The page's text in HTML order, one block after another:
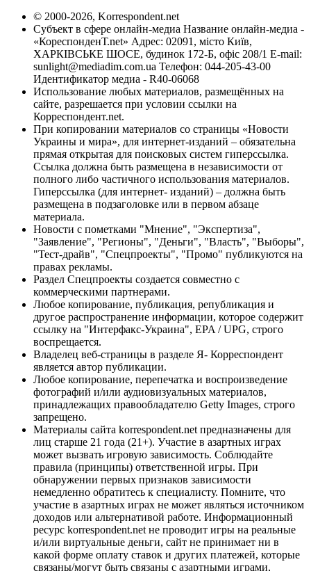
© 2000-2026, Korrespondent.net
Субъект в сфере онлайн-медиа Название онлайн-медиа -
«КореспонденТ.net» Адрес: 02091, місто Київ,
ХАРКІВСЬКЕ ШОСЕ, будинок 172-Б, офіс 208/1 E-mail:
sunlight@mediadim.com.ua Телефон: 044-205-43-00
Идентификатор медиа - R40-06068
Использование любых материалов, размещённых на
сайте, разрешается при условии ссылки на
Корреспондент.net.
При копировании материалов со страницы «Новости
Украины и мира», для интернет-изданий – обязательна
прямая открытая для поисковых систем гиперссылка.
Ссылка должна быть размещена в независимости от
полного либо частичного использования материалов.
Гиперссылка (для интернет- изданий) – должна быть
размещена в подзаголовке или в первом абзаце
материала.
Новости с пометками "Мнение", "Экспертиза",
"Заявление", "Регионы", "Деньги", "Власть", "Выборы",
"Тест-драйв", "Спецпроекты", "Промо" публикуются на
правах рекламы.
Раздел Спецпроекты создается совместно с
коммерческими партнерами.
Любое копирование, публикация, републикация и
другое распространение информации, которое содержит
ссылку на "Интерфакс-Украина", EPA / UPG, строго
воспрещается.
Владелец веб-страницы в разделе Я- Корреспондент
является автор публикации.
Любое копирование, перепечатка и воспроизведение
фотографий и/или аудиовизуальных материалов,
принадлежащих правообладателю Getty Images, строго
запрещено.
Материалы сайта korrespondent.net предназначены для
лиц старше 21 года (21+). Участие в азартных играх
может вызвать игровую зависимость. Соблюдайте
правила (принципы) ответственной игры. При
обнаружении первых признаков зависимости
немедленно обратитесь к специалисту. Помните, что
участие в азартных играх не может являться источником
доходов или альтернативой работе. Информационный
ресурс korrespondent.net не проводит игры на реальные
и/или виртуальные деньги, сайт не принимает ни в
какой форме оплату ставок и других платежей, которые
связаны/могут быть связаны с азартными играми,